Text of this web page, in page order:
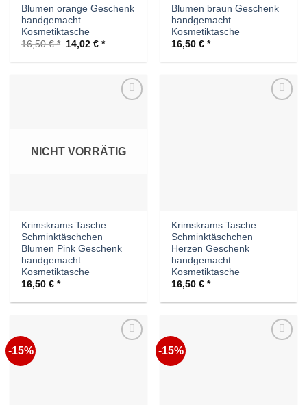
Blumen orange Geschenk
handgemacht
Kosmetiktasche
16,50€
Ursprünglicher
war:
14,02€ Aktueller
ist:
Blumen braun Geschenk
handgemacht
Kosmetiktasche
16,50€
NICHT VORRÄTIG
Krimskrams Tasche
Schminktäschchen
Blumen Pink Geschenk
handgemacht
Kosmetiktasche
16,50€
Krimskrams Tasche
Schminktäschchen
Herzen Geschenk
handgemacht
Kosmetiktasche
16,50€
-15% -15%